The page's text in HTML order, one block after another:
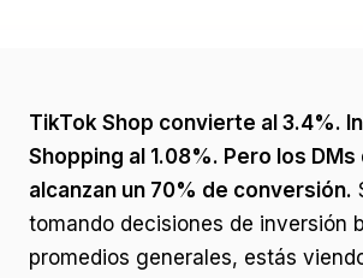
TikTok Shop convierte al 3.4%.
Shopping al 1.08%. Pero los
alcanzan un 70% de conversión.
tomando decisiones de inversión
promedios generales, estás